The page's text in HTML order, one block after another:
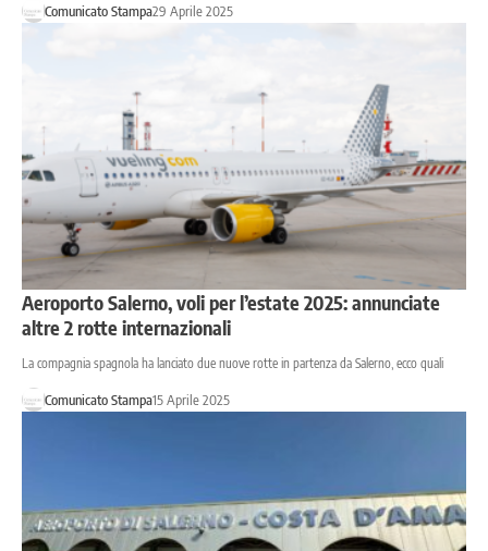
Comunicato Stampa29 Aprile 2025
Aeroporto Salerno, voli per l’estate 2025: annunciate
altre 2 rotte internazionali
La compagnia spagnola ha lanciato due nuove rotte in partenza da Salerno, ecco quali
Comunicato Stampa15 Aprile 2025